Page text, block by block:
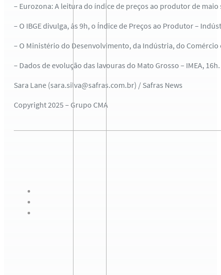
– Eurozona: A leitura do índice de preços ao produtor de
– O IBGE divulga, às 9h, o Índice de Preços ao Produtor –
– O Ministério do Desenvolvimento, da Indústria, do
– Dados de evolução das lavouras do Mato Grosso – IMEA, 16h.
Sara Lane (sara.silva@safras.com.br) / Safras News
Copyright 2025 – Grupo CMA